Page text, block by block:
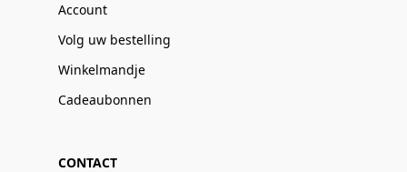
Account
Volg uw bestelling
Winkelmandje
Cadeaubonnen
CONTACT